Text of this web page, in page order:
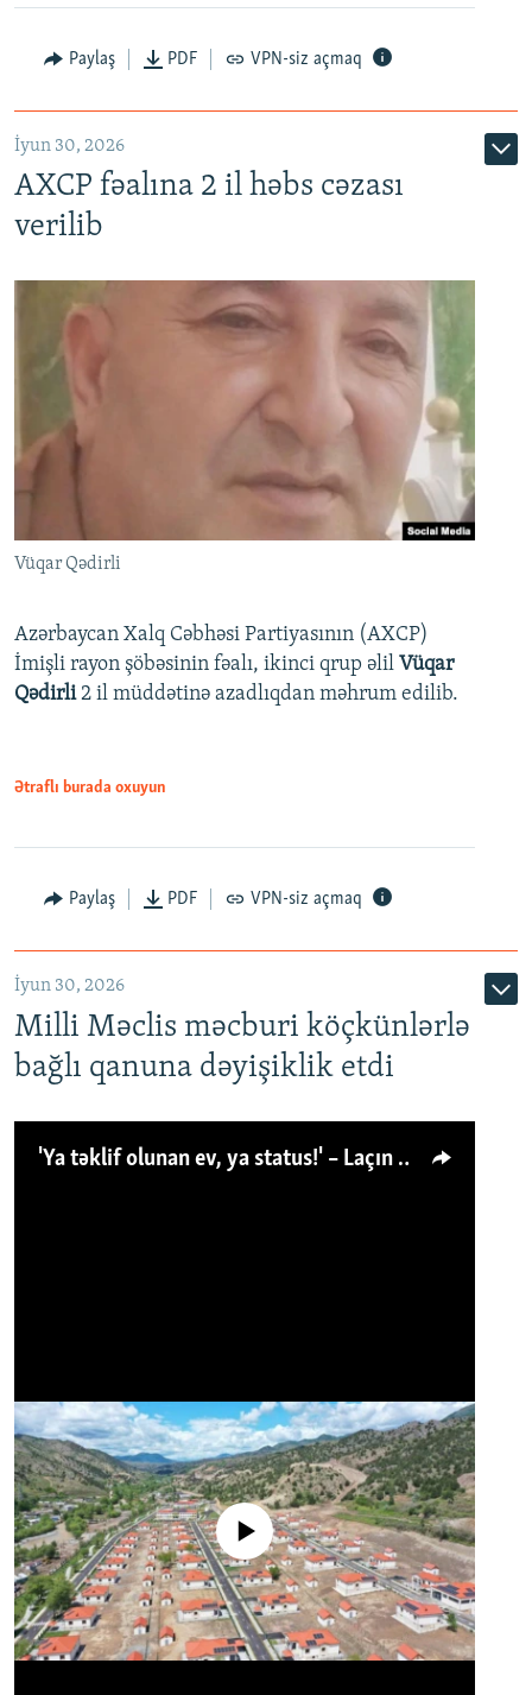
Paylaş PDF VPN-siz açmaq
İyun 30, 2026
AXCP fəalına 2 il həbs cəzası
verilib
Vüqar Qədirli
Azərbaycan Xalq Cəbhəsi Partiyasının (AXCP)
İmişli rayon şöbəsinin fəalı, ikinci qrup əlil Vüqar
Qədirli2 il müddətinə azadlıqdan məhrum edilib.
Ətraflı burada oxuyun
Paylaş PDF VPN-siz açmaq
İyun 30, 2026
Milli Məclis məcburi köçkünlərlə
bağlı qanuna dəyişiklik etdi
'Ya təklif olunan ev, ya status!' – Laçın köçkünü: 'Laçından başqa heç hara!'
No media source currently available